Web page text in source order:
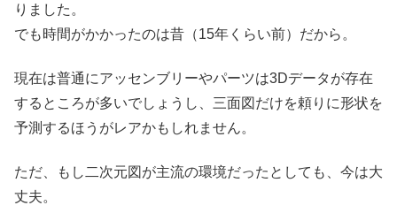
りました。
でも時間がかかったのは昔（15年くらい前）だから。
現在は普通にアッセンブリーやパーツは3Dデータが存在
するところが多いでしょうし、三面図だけを頼りに形状を
予測するほうがレアかもしれません。
ただ、もし二次元図が主流の環境だったとしても、今は大
丈夫。